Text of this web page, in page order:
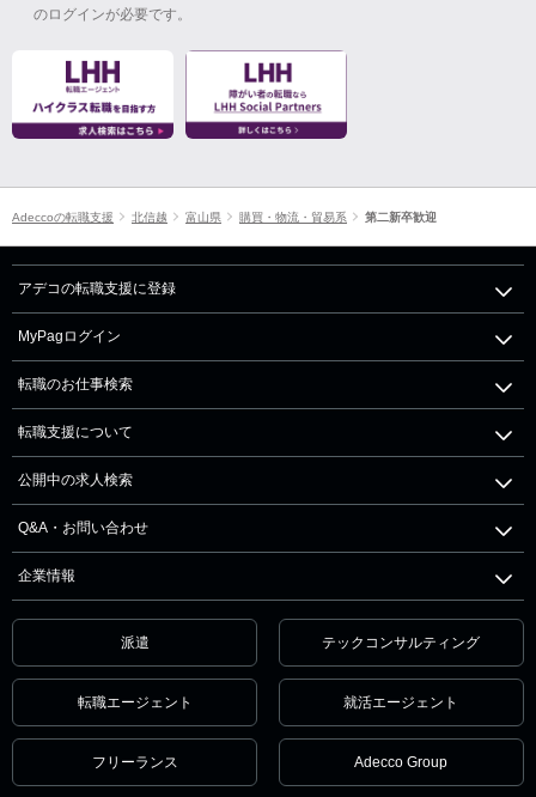
のログインが必要です。
Adeccoの転職支援 北信越 富山県 購買・物流・貿易系 第二新卒歓迎
アデコの転職支援に登録
MyPagログイン
転職のお仕事検索
転職支援について
公開中の求人検索
Q&A・お問い合わせ
企業情報
派遣 テックコンサルティング
転職エージェント 就活エージェント
フリーランス Adecco Group